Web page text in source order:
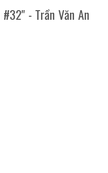
- Trần Văn An